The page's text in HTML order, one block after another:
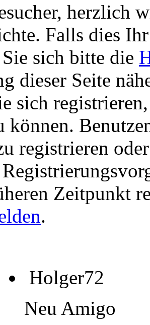
herzlich
Falls dies
sich bitte die
dieser Seite
sich
können.
registrieren
Zeitpunkt
.
Holger72
Neu Amigo